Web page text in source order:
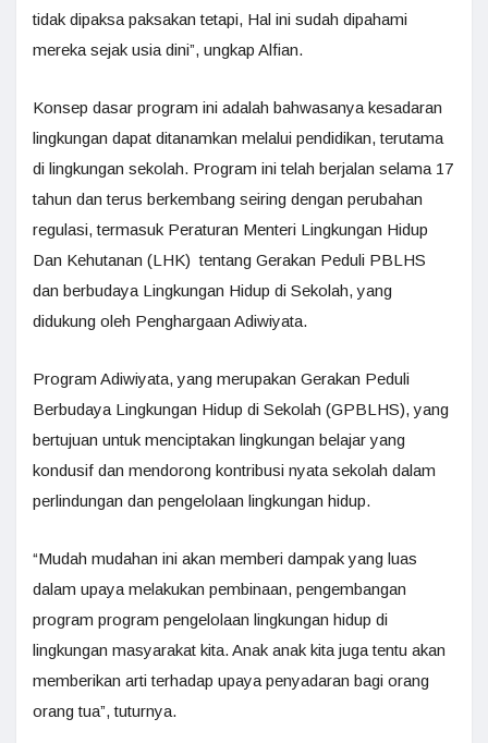
tidak dipaksa paksakan tetapi, Hal ini sudah dipahami
mereka sejak usia dini”, ungkap Alfian.
Konsep dasar program ini adalah bahwasanya kesadaran
lingkungan dapat ditanamkan melalui pendidikan, terutama
di lingkungan sekolah. Program ini telah berjalan selama 17
tahun dan terus berkembang seiring dengan perubahan
regulasi, termasuk Peraturan Menteri Lingkungan Hidup
Dan Kehutanan (LHK) tentang Gerakan Peduli PBLHS
dan berbudaya Lingkungan Hidup di Sekolah, yang
didukung oleh Penghargaan Adiwiyata.
Program Adiwiyata, yang merupakan Gerakan Peduli
Berbudaya Lingkungan Hidup di Sekolah (GPBLHS), yang
bertujuan untuk menciptakan lingkungan belajar yang
kondusif dan mendorong kontribusi nyata sekolah dalam
perlindungan dan pengelolaan lingkungan hidup.
“Mudah mudahan ini akan memberi dampak yang luas
dalam upaya melakukan pembinaan, pengembangan
program program pengelolaan lingkungan hidup di
lingkungan masyarakat kita. Anak anak kita juga tentu akan
memberikan arti terhadap upaya penyadaran bagi orang
orang tua”, tuturnya.